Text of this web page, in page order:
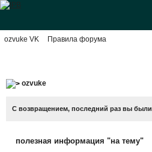
ozvuke VK Правила форума
ozvuke
С возвращением, последний раз вы были
полезная информация "на тему"